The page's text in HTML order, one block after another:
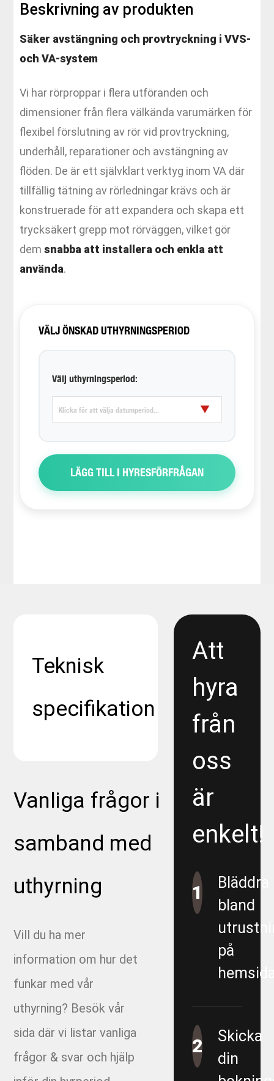
Beskrivning av produkten
Säker avstängning och provtryckning i VVS-
och VA-system
Vi har rörproppar i flera utföranden och
dimensioner från flera välkända varumärken för
flexibel förslutning av rör vid provtryckning,
underhåll, reparationer och avstängning av
flöden. De är ett självklart verktyg inom VA där
tillfällig tätning av rörledningar krävs och är
konstruerade för att expandera och skapa ett
trycksäkert grepp mot rörväggen, vilket gör
demsnabba att installera och enkla att
använda.
VÄLJ ÖNSKAD UTHYRNINGSPERIOD
Välj uthyrningsperiod:
▼
LÄGG TILL I HYRESFÖRFRÅGAN
Teknisk
specifikation
Vanliga frågor i
samband med
uthyrning
Vill du ha mer
information om hur det
funkar med vår
uthyrning? Besök vår
sida där vi listar vanliga
frågor & svar och hjälp
Att
hyra
från
oss
är
enkelt!
1
Bläddra
bland
på
2
Skicka
din